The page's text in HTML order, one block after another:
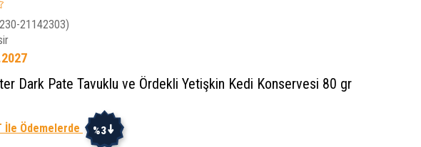
21142303)
Dark Pate Tavuklu ve Ördekli Yetişkin Kedi Konservesi 80 gr
İle Ödemelerde %3